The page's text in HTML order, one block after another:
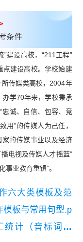
建设高校，“211工程”
点建设高校。学校始建
传媒类高校，2004年
办学70年来，学校秉承
忠诚、自信、包容、竞
用”的传媒人为己任，
的传媒事业以及经济
电视及传媒人才摇篮”
事业教育重镇”。
六大类模板及范
模板与常用句型.p
统计（音标词义